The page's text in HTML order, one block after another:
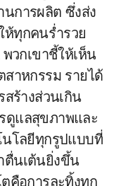
การผลิต ซึ่งส่ง
ห้ทุกคนร่ำรวย
วกเขาชี้ให้เห็น
าหกรรม รายได้
สร้างส่วนเกิน
ดูแลสุขภาพและ
นโลยีทุกรูปแบบที่
ตื่นเต้นยิ่งขึ้น
คือการละทิ้งทุก